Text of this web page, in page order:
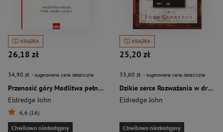
KSIĄŻKA
26,18 zł
34,90 zł - sugerowana cena detaliczna
Przenosić góry Modlitwa pełna pasji, wiary i mocy
Eldredge John
6,6 (16)
Chwilowo niedostępny
KSIĄŻKA
25,20 zł
33,60 zł - sugerowana cena detaliczna
Dzikie serce Rozważania w drodze
Eldredge John
Chwilowo niedostępny